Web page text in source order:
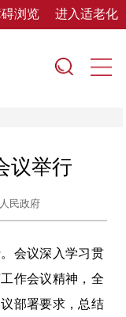
浏览 进入适老化
议举行
民政府
会议深入学习贯
作会议精神，全
部署要求，总结